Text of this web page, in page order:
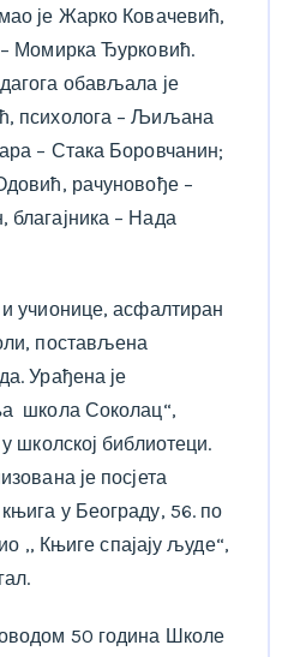
је Жарко Ковачевић,
– Момирка Ђурковић.
обављала је
психолога – Љиљана
– Стака Боровчанин;
рачуновође –
– Нада
учионице, асфалтиран
постављена
Урађена је
школа Соколац“,
школској библиотеци.
је посјета
у Београду, 56. по
,, Књиге спајају људе“,
50 година Школе